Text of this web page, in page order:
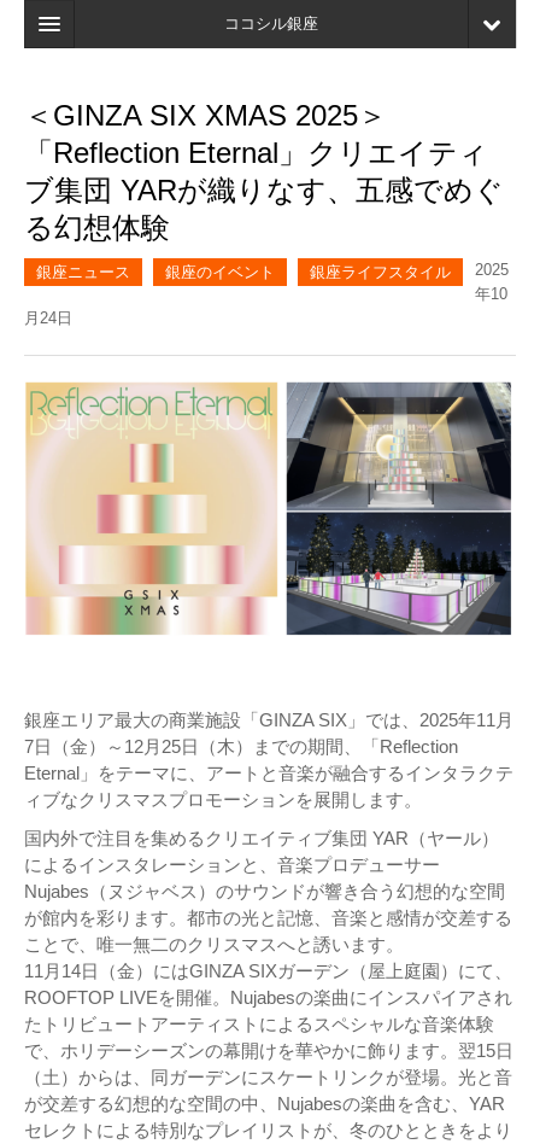
ココシル銀座
検索
店舗・施設最新情報
口コミ
マイページ
ブックマーク
＜GINZA SIX XMAS 2025＞
「Reflection Eternal」クリエイティ
ブ集団 YARが織りなす、五感でめぐ
る幻想体験
銀座ニュース 銀座のイベント 銀座ライフスタイル
2025
年10
月24日
銀座エリア最大の商業施設「GINZA SIX」では、2025年11月
7日（金）～12月25日（木）までの期間、「Reflection
Eternal」をテーマに、アートと音楽が融合するインタラクテ
ィブなクリスマスプロモーションを展開します。
国内外で注目を集めるクリエイティブ集団 YAR（ヤール）
によるインスタレーションと、音楽プロデューサー
Nujabes（ヌジャベス）のサウンドが響き合う幻想的な空間
が館内を彩ります。都市の光と記憶、音楽と感情が交差する
ことで、唯一無二のクリスマスへと誘います。
11月14日（金）にはGINZA SIXガーデン（屋上庭園）にて、
ROOFTOP LIVEを開催。Nujabesの楽曲にインスパイアされ
たトリビュートアーティストによるスペシャルな音楽体験
で、ホリデーシーズンの幕開けを華やかに飾ります。翌15日
（土）からは、同ガーデンにスケートリンクが登場。光と音
が交差する幻想的な空間の中、Nujabesの楽曲を含む、YAR
セレクトによる特別なプレイリストが、冬のひとときをより